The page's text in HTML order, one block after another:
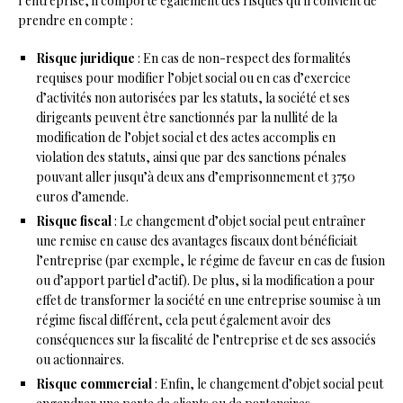
prendre en compte :
Risque juridique : En cas de non-respect des formalités
requises pour modifier l’objet social ou en cas d’exercice
d’activités non autorisées par les statuts, la société et ses
dirigeants peuvent être sanctionnés par la nullité de la
modification de l’objet social et des actes accomplis en
violation des statuts, ainsi que par des sanctions pénales
pouvant aller jusqu’à deux ans d’emprisonnement et 3750
euros d’amende.
Risque fiscal: Le changement d’objet social peut entraîner
une remise en cause des avantages fiscaux dont bénéficiait
l’entreprise (par exemple, le régime de faveur en cas de fusion
ou d’apport partiel d’actif). De plus, si la modification a pour
effet de transformer la société en une entreprise soumise à un
régime fiscal différent, cela peut également avoir des
conséquences sur la fiscalité de l’entreprise et de ses associés
ou actionnaires.
Risque commercial: Enfin, le changement d’objet social peut